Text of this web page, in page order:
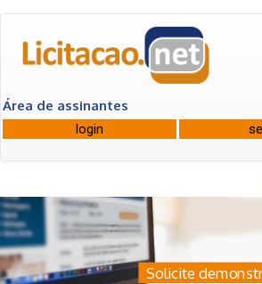
Área de assinantes
Solicite